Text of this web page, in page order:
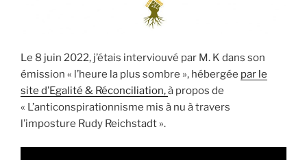
Le 8 juin 2022, j’étais interviouvé par M. K dans son
émission « l’heure la plus sombre », hébergée par le
site d’Egalité & Réconciliation,à propos de
« L’anticonspirationnisme mis à nu à travers
l’imposture Rudy Reichstadt ».